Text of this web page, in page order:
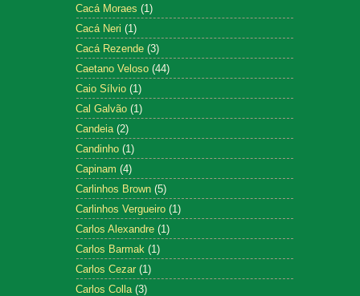
Cacá Moraes (1)
Cacá Neri (1)
Cacá Rezende (3)
Caetano Veloso (44)
Caio Sílvio (1)
Cal Galvão (1)
Candeia (2)
Candinho (1)
Capinam (4)
Carlinhos Brown (5)
Carlinhos Vergueiro (1)
Carlos Alexandre (1)
Carlos Barmak (1)
Carlos Cezar (1)
Carlos Colla (3)